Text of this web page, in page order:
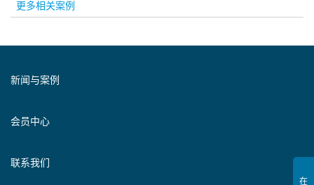
更多相关案例
新闻与案例
会员中心
联系我们